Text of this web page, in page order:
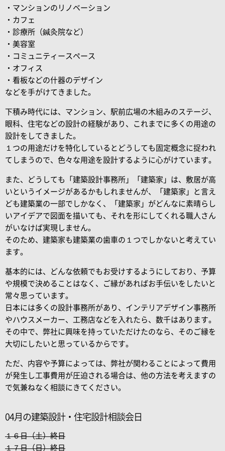
・マンションのリノベーション
・カフェ
・診療所（鍼灸院など）
・美容室
・コミュニティースペース
・オフィス
・看板などの什器のデザイン
などを手がけてきました。
下積み時代には、マンション、駅前広場の木組みのステージ、
眼科、住宅などの設計の経験があり、これまでに多くの用途の
設計をしてきました。
１つの用途だけを特化しているとどうしても固定概念に捉われ
てしまうので、色々な用途を設計するように心がけています。
また、どうしても「建築設計事務所」「建築家」は、敷居が高
いというイメージがあるかもしれませんが、「建築家」と言え
ども建築業の一部でしかなく、「建築家」がどんなに素晴らし
いアイデアで図面を描いても、それを形にしてくれる職人さん
がいなけば実現しません。
そのため、建築家も建築業の歯車の１つでしかないと考えてい
ます。
基本的には、どんな依頼でもお受けするようにしており、予算
や規模で決めることはなく、ご縁があればお手伝いをしたいと
常々思っています。
日本には多くの設計事務所があり、インテリアデザイン事務所
やハウスメーカー、工務店などを入れたら、数千はあります。
その中で、弊社に興味を持っていただけたのなら、そのご縁を
大切にしたいと思っているからです。
ただ、内容や予算によっては、弊社が関わることによって費用
が発生し工事費用が圧迫される場合は、他の方法を考えますの
で気兼ねなく相談にきてください。
04月の建築設計・住宅設計相談会日
１６日（土）終日
１７日（日）終日